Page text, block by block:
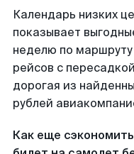
Календарь низких
показывает
неделю по
рейсов с
дорогая из
рублей
Как еще